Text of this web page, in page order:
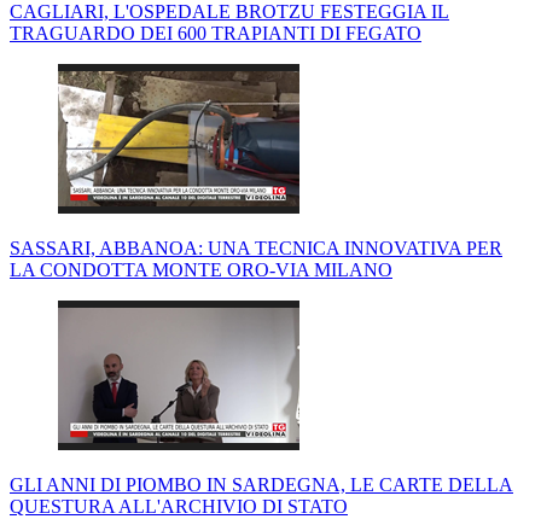
CAGLIARI, L'OSPEDALE BROTZU FESTEGGIA IL
TRAGUARDO DEI 600 TRAPIANTI DI FEGATO
SASSARI, ABBANOA: UNA TECNICA INNOVATIVA PER
LA CONDOTTA MONTE ORO-VIA MILANO
GLI ANNI DI PIOMBO IN SARDEGNA, LE CARTE DELLA
QUESTURA ALL'ARCHIVIO DI STATO